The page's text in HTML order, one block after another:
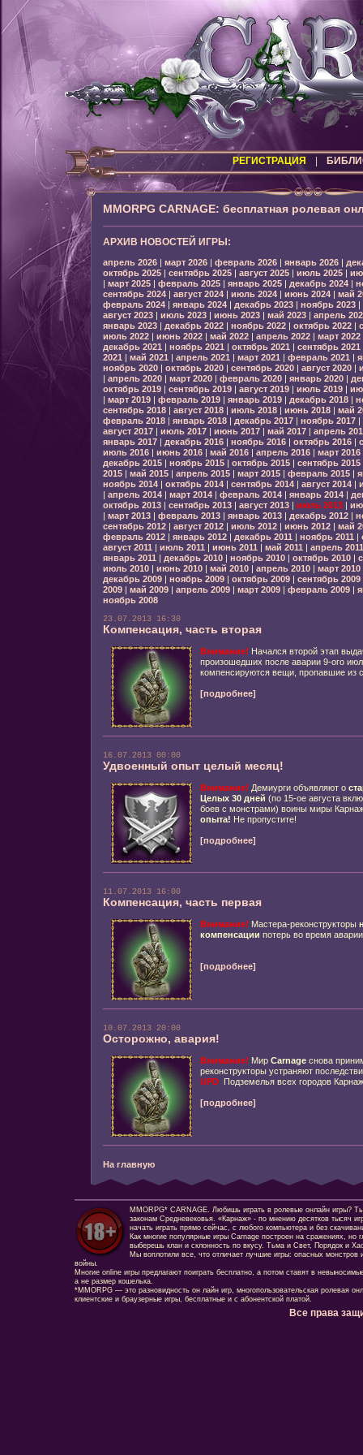
РЕГИСТРАЦИЯ
MMORPG CARNAGE: бесплатная ролевая
АРХИВ НОВОСТЕЙ ИГРЫ:
апрель 2026| март 2026| февраль 2026| январь 2026|
октябрь 2025| сентябрь 2025| август 2025| июль 2025|
| март 2025| февраль 2025| январь 2025| декабрь 2024|
сентябрь 2024| август 2024| июль 2024| июнь 2024| май
февраль 2024| январь 2024| декабрь 2023| ноябрь 2023|
август 2023| июль 2023| июнь 2023| май 2023| апрель
январь 2023| декабрь 2022| ноябрь 2022| октябрь 2022|
июль 2022| июнь 2022| май 2022| апрель 2022| март 2022
декабрь 2021 | ноябрь 2021 | октябрь 2021 | сентябрь 2021
2021 | май 2021 | апрель 2021 | март 2021 | февраль 2021 |
ноябрь 2020| октябрь 2020| сентябрь 2020| август 2020|
| апрель 2020| март 2020| февраль 2020| январь 2020|
октябрь 2019| сентябрь 2019| август 2019| июль 2019|
| март 2019| февраль 2019| январь 2019| декабрь 2018|
сентябрь 2018| август 2018| июль 2018| июнь 2018| май
февраль 2018| январь 2018| декабрь 2017| ноябрь 2017|
август 2017| июль 2017| июнь 2017| май 2017| апрель
январь 2017| декабрь 2016| ноябрь 2016| октябрь 2016|
июль 2016| июнь 2016| май 2016| апрель 2016| март 2016
декабрь 2015| ноябрь 2015| октябрь 2015| сентябрь 2015
2015| май 2015| апрель 2015| март 2015| февраль 2015|
ноябрь 2014| октябрь 2014| сентябрь 2014| август 2014|
| апрель 2014| март 2014| февраль 2014| январь 2014|
октябрь 2013| сентябрь 2013| август 2013| июль 2013|
| март 2013| февраль 2013| январь 2013| декабрь 2012|
сентябрь 2012| август 2012| июль 2012| июнь 2012| май
февраль 2012| январь 2012| декабрь 2011 | ноябрь 2011 |
август 2011 | июль 2011 | июнь 2011 | май 2011 | апрель 2011
январь 2011 | декабрь 2010| ноябрь 2010| октябрь 2010|
июль 2010| июнь 2010| май 2010| апрель 2010| март 2010
декабрь 2009| ноябрь 2009| октябрь 2009| сентябрь 2009
2009| май 2009| апрель 2009| март 2009| февраль 2009|
ноябрь 2008
23.07.2013 16:30
Компенсация, часть вторая
Внимание! Начался второй этап
произошедших после аварии 9-ого
компенсируются вещи, пропавшие из
[подробнее]
16.07.2013 00:00
Удвоенный опыт целый месяц!
Внимание! Демиурги объявляют о
Целых 30 дней (по 15-ое августа
боев с монстрами) воины миры
опыта! Не пропустите!
[подробнее]
11.07.2013 16:00
Компенсация, часть первая
Внимание! Мастера-реконструкторы
компенсации потерь во время
[подробнее]
10.07.2013 20:00
Осторожно, авария!
Внимание! Мир Carnageснова
реконструкторы устраняют
UPD Подземелья всех городов
[подробнее]
На главную
MMORPG* CARNAGE. Любишь играть в ролевые онлайн игры?
законам Средневековья. «Карнаж» - по мнению десятков тысяч
начать играть прямо сейчас, с любого компьютера и без
Как многие популярные игры Carnage построен на сражениях, но
выберешь клан и склонность по вкусу. Тьма и Свет, Порядок и
Мы воплотили все, что отличает лучшие игры: опасных монстров
войны.
Многие online игры предлагают поиграть бесплатно, а потом ставят в
а не размер кошелька.
*MMORPG — это разновидность он лайн игр, многопользовательская ролевая
клиентские и браузерные игры, бесплатные и с абонентской платой.
Все права